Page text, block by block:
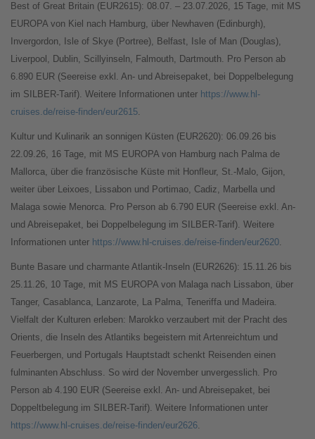
Best of Great Britain (EUR2615): 08.07. – 23.07.2026, 15 Tage, mit MS
EUROPA von Kiel nach Hamburg, über Newhaven (Edinburgh),
Invergordon, Isle of Skye (Portree), Belfast, Isle of Man (Douglas),
Liverpool, Dublin, Scillyinseln, Falmouth, Dartmouth. Pro Person ab
6.890 EUR (Seereise exkl. An- und Abreisepaket, bei Doppelbelegung
im SILBER-Tarif). Weitere Informationen unter https://www.hl-
cruises.de/reise-finden/eur2615.
Kultur und Kulinarik an sonnigen Küsten (EUR2620): 06.09.26 bis
22.09.26, 16 Tage, mit MS EUROPA von Hamburg nach Palma de
Mallorca, über die französische Küste mit Honfleur, St.-Malo, Gijon,
weiter über Leixoes, Lissabon und Portimao, Cadiz, Marbella und
Malaga sowie Menorca. Pro Person ab 6.790 EUR (Seereise exkl. An-
und Abreisepaket, bei Doppelbelegung im SILBER-Tarif). Weitere
Informationen unter https://www.hl-cruises.de/reise-finden/eur2620.
Bunte Basare und charmante Atlantik-Inseln (EUR2626): 15.11.26 bis
25.11.26, 10 Tage, mit MS EUROPA von Malaga nach Lissabon, über
Tanger, Casablanca, Lanzarote, La Palma, Teneriffa und Madeira.
Vielfalt der Kulturen erleben: Marokko verzaubert mit der Pracht des
Orients, die Inseln des Atlantiks begeistern mit Artenreichtum und
Feuerbergen, und Portugals Hauptstadt schenkt Reisenden einen
fulminanten Abschluss. So wird der November unvergesslich. Pro
Person ab 4.190 EUR (Seereise exkl. An- und Abreisepaket, bei
Doppeltbelegung im SILBER-Tarif). Weitere Informationen unter
https://www.hl-cruises.de/reise-finden/eur2626.